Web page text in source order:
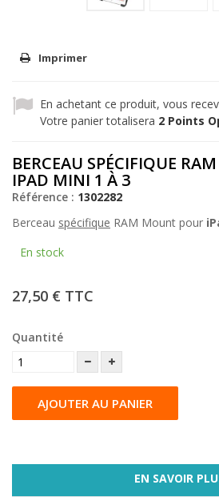
Imprimer
En achetant ce produit, vous
Votre panier totalisera 2 Points
BERCEAU SPÉCIFIQUE
IPAD MINI 1 À 3
Référence : 1302282
Berceau spécifique RAM Mount pour
En stock
27,50 € TTC
Quantité
AJOUTER AU PANIER
EN SAVOIR